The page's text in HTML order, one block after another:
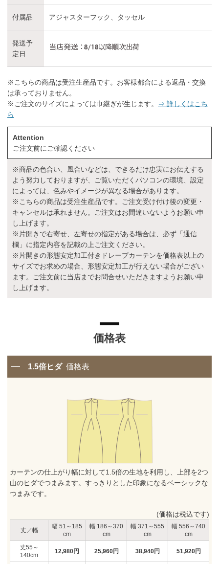
付属品 アジャスターフック、タッセル
発送予
定日
※こちらの商品は受注生産品です。お客様都合による返品・交換
は承っておりません。
※ご注文のサイズによっては巾継ぎが生じます。
⇒ 詳しくはこち
ら
Attention
ご注文前にご確認ください
※商品の色合い、風合いなどは、できるだけ忠実にお伝えする
よう努力しておりますが、ご覧いただくパソコンの環境、設定
によっては、色みやイメージが異なる場合があります。
※こちらの商品は受注生産品です。ご注文受け付け後の変更・
キャンセルは承れません。ご注文はお間違いないようお願い申
し上げます。
※片開きで右寄せ、左寄せの指定がある場合は、必ず「通信
欄」に指定内容を記載の上ご注文ください。
※片開きの形態安定加工付きドレープカーテンを価格表以上の
サイズでお求めの場合、形態安定加工が行えない場合がござい
ます。ご注文前に当店までお問合せいただきますようお願い申
し上げます。
価格表
1.5倍ヒダ 価格表
カーテンの仕上がり幅に対して1.5倍の生地を利用し、上部を2つ
山のヒダでつまみます。すっきりとした印象になるベーシックな
つまみです。
(価格は税込です)
丈／幅
51～185 186～370 371～555 556～740
55～
140
12,980円 25,960円 38,940円 51,920円